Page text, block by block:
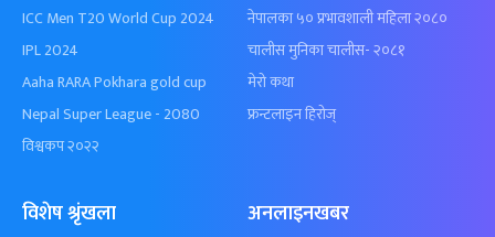
ICC Men T20 World Cup 2024
IPL 2024
Aaha RARA Pokhara gold cup
Nepal Super League - 2080
विश्वकप २०२२
नेपालका ५० प्रभावशाली महिला २०८०
चालीस मुनिका चालीस- २०८१
मेरो कथा
फ्रन्टलाइन हिरोज्
विशेष श्रृंखला अनलाइनखबर